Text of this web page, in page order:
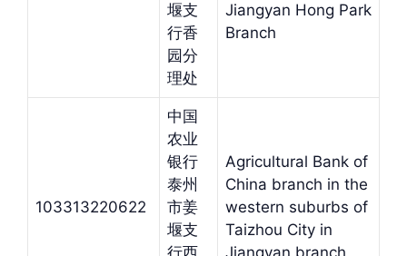
堰支
行香
园分
理处
Jiangyan Hong Park
Branch
103313220622
中国
农业
银行
泰州
市姜
堰支
行西
Agricultural Bank of
China branch in the
western suburbs of
Taizhou City in
Jiangyan branch